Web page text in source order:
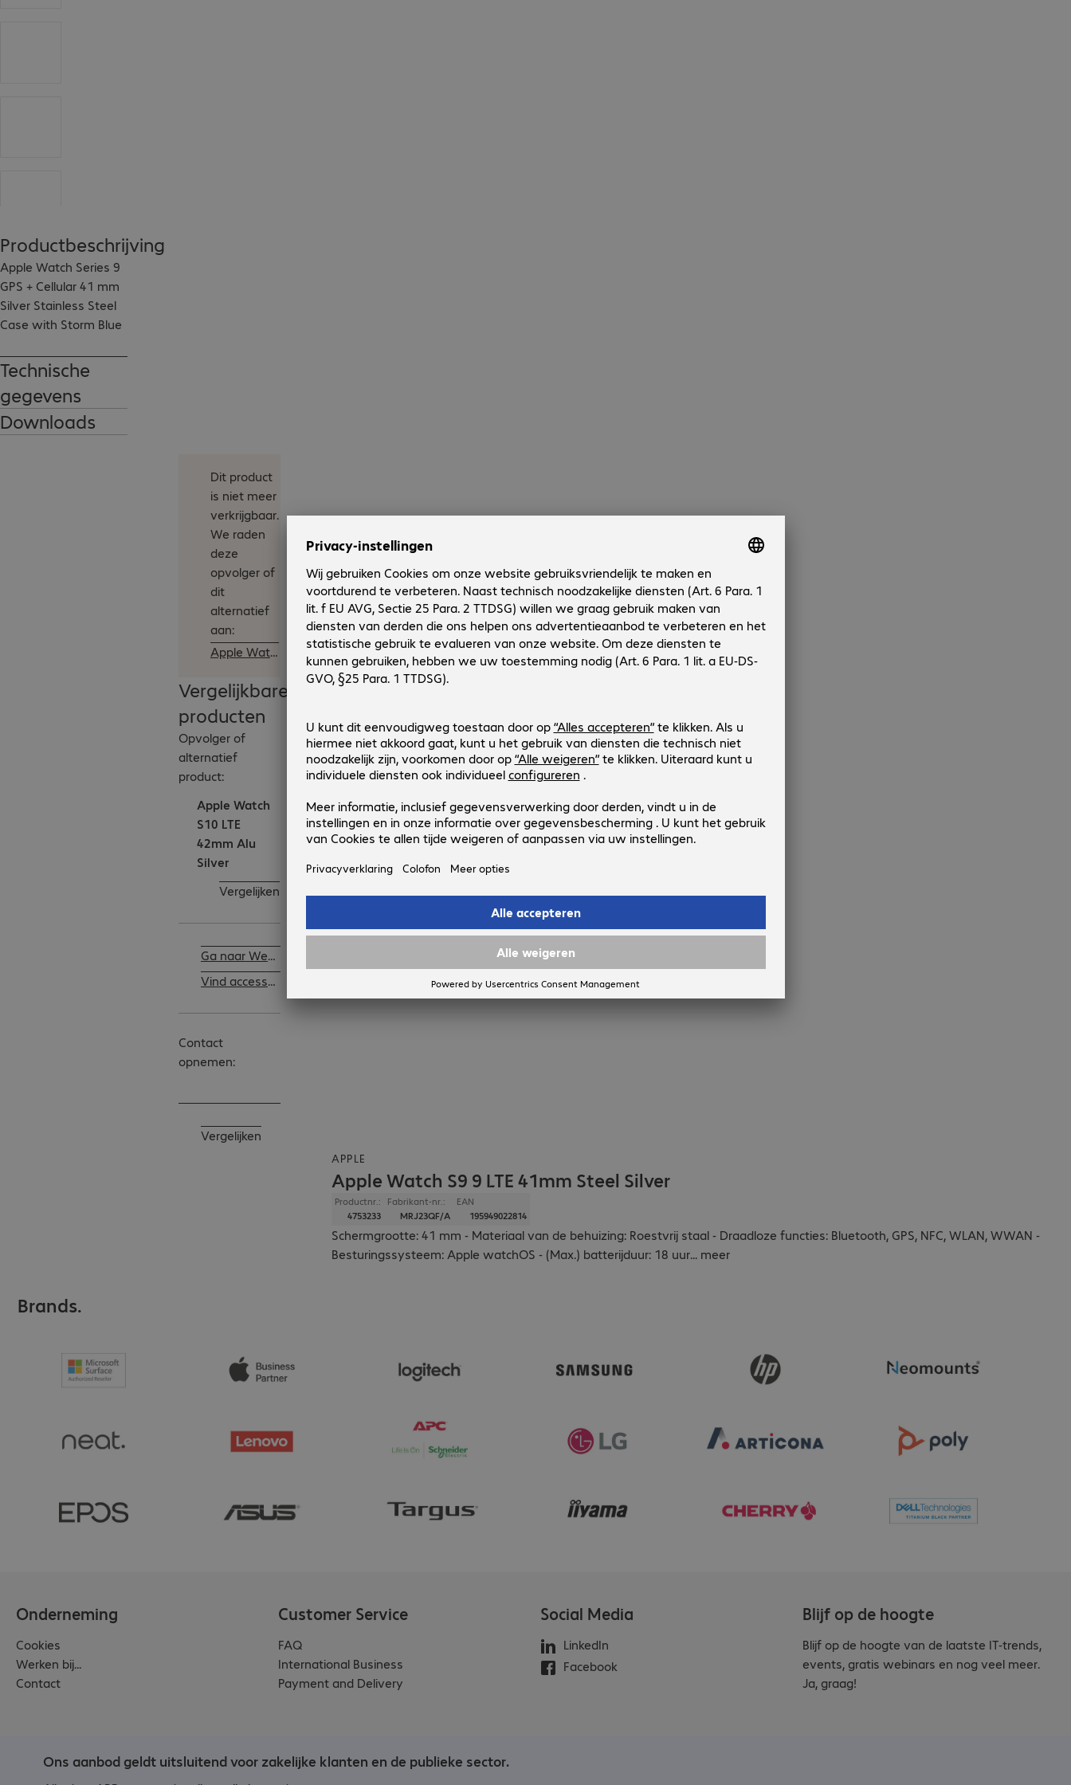
APPLE
Apple Watch S9 9 LTE 41mm Steel Silver
Productnr.:
4753233
Fabrikant-nr.:
MRJ23QF/A
EAN
195949022814
Schermgrootte: 41 mm - Materiaal van de behuizing: Roestvrij staal - Draadloze functies: Bluetooth, GPS, NFC, WLAN, WWAN -
Besturingssysteem: Apple watchOS - (Max.) batterijduur: 18 uur... meer
Dit product
is niet meer
verkrijgbaar.
We raden
deze
opvolger of
dit
alternatief
aan:
Apple Watch S10 LTE 42mm Alu Silver
Vergelijkbare
producten
Opvolger of
alternatief
product:
Apple Watch
S10 LTE
42mm Alu
Silver
Vergelijken
Ga naar Wearables
Vind accessoires
Contact
opnemen:
Vergelijken
Productbeschrijving
Apple Watch Series 9
GPS + Cellular 41 mm
Silver Stainless Steel
Case with Storm Blue
Technische
gegevens
Downloads
Brands.
Onderneming
Cookies
Werken bij...
Contact
Customer Service
FAQ
International Business
Payment and Delivery
Social Media
LinkedIn
Facebook
Blijf op de hoogte
Blijf op de hoogte van de laatste IT-trends,
events, gratis webinars en nog veel meer.
Ja, graag!
Ons aanbod geldt uitsluitend voor zakelijke klanten en de publieke sector.